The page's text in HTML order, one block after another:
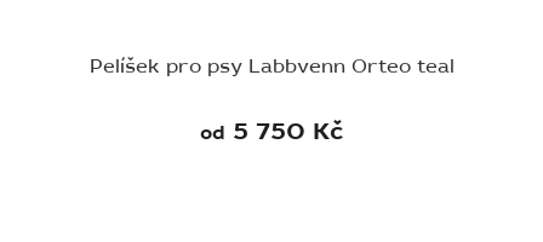
Pelíšek pro psy Labbvenn Orteo teal
od 5 750 Kč